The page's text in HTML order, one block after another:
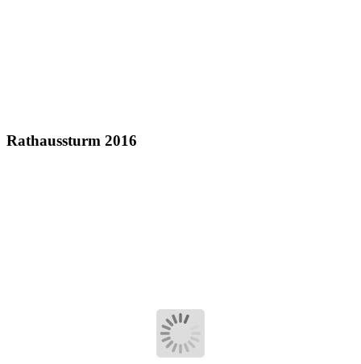
Rathaussturm 2016